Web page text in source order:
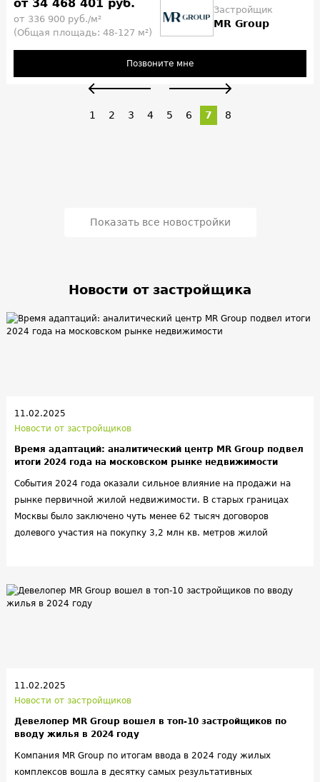
от 34 468 401 руб.
от 336 900 руб./м²
(Общая площадь: 48-127 м²)
Застройщик
MR Group
Позвоните мне
1 2 3 4 5 6 7 8
Показать все новостройки
Новости от застройщика
11.02.2025
Новости от застройщиков
Время адаптаций: аналитический центр MR Group подвел
итоги 2024 года на московском рынке недвижимости
События 2024 года оказали сильное влияние на продажи на
рынке первичной жилой недвижимости. В старых границах
Москвы было заключено чуть менее 62 тысяч договоров
долевого участия на покупку 3,2 млн кв. метров жилой
Однако в разных ценовых сегментах сформировались
разнонаправленные тренды.
11.02.2025
Новости от застройщиков
Девелопер MR Group вошел в топ-10 застройщиков по
вводу жилья в 2024 году
Компания MR Group по итогам ввода в 2024 году жилых
комплексов вошла в десятку самых результативных